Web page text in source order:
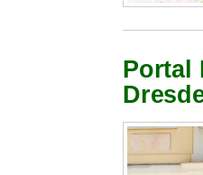
Portal